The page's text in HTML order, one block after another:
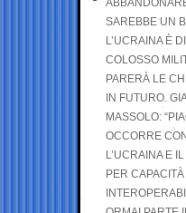
SAREBBE UN
L’UCRAINA È
COLOSSO
PARERÀ LE
IN FUTURO.
MASSOLO:
OCCORRE
L’UCRAINA E
PER